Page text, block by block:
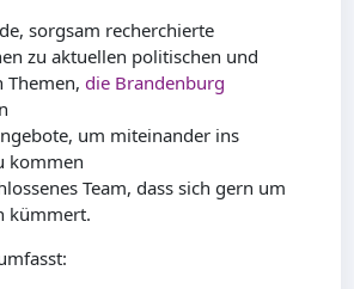
sorgsam recherchierte
zu aktuellen politischen und
Themen,die Brandenburg
um miteinander ins
kommen
Team, dass sich gern um
kümmert.